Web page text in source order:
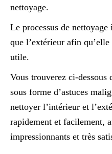
nettoyage.
Le processus de
que l’extérieur afin
utile.
Vous trouverez ci-dessous
sous forme d’astuces
nettoyer l’intérieur et
rapidement et facilement,
impressionnants et très